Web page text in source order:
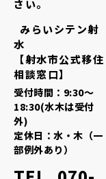
さい。
みらいシテン射
水
【射水市公式移住
相談窓口】
受付時間：9:30～
18:30(水木は受付
外)
定休日：水・木（一
部例外あり）